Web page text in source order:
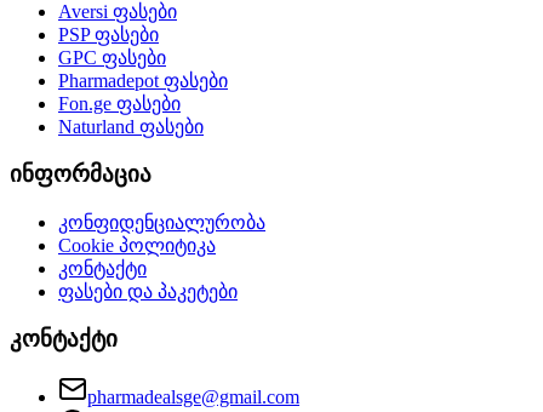
Aversi ფასები
PSPფასები
GPC ფასები
Pharmadepotფასები
Fon.ge ფასები
Naturland ფასები
ინფორმაცია
კონფიდენციალურობა
Cookie პოლიტიკა
კონტაქტი
ფასები და პაკეტები
კონტაქტი
pharmadealsge@gmail.com